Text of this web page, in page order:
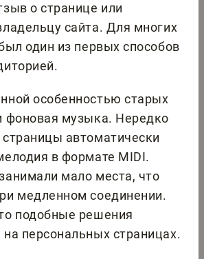
о странице или
сайта. Для многих
один из первых способов
особенностью старых
фоновая музыка. Нередко
автоматически
в формате MIDI.
мало места, что
медленном соединении.
подобные решения
на персональных страницах.